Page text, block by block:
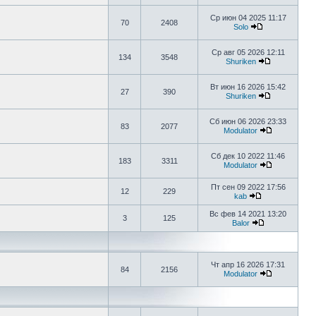
70 2408
Ср июн 04 2025 11:17
Solo
134 3548
Ср авг 05 2026 12:11
Shuriken
27 390
Вт июн 16 2026 15:42
Shuriken
83 2077
Сб июн 06 2026 23:33
Modulator
183 3311
Сб дек 10 2022 11:46
Modulator
12 229
Пт сен 09 2022 17:56
kab
3 125
Вс фев 14 2021 13:20
Balor
84 2156
Чт апр 16 2026 17:31
Modulator